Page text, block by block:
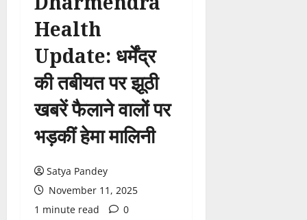
Health
Update: धर्मेंद्र
की तबीयत पर झूठी
खबरें फैलाने वालों पर
भड़कीं हेमा मालिनी
Satya Pandey
November 11, 2025
1 minute read
0